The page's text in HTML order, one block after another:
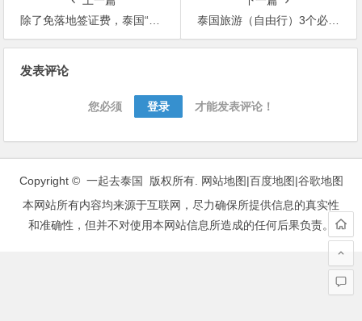
除了免落地签证费，泰国“电子落地签”正式上线！据说1分钟就能通关
泰国旅游（自由行）3个必备的实用网站或者APP推荐
发表评论
您必须 登录 才能发表评论！
Copyright © 一起去泰国 版权所有. 网站地图|百度地图|谷歌地图
本网站所有内容均来源于互联网，尽力确保所提供信息的真实性
和准确性，但并不对使用本网站信息所造成的任何后果负责。